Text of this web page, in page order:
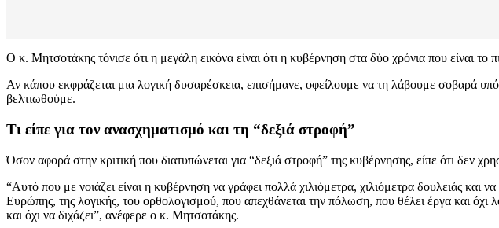
Ο κ. Μητσοτάκης τόνισε ότι η μεγάλη εικόνα είναι ότι η κυβέρνηση στα δύο χρόνια που είναι
Αν κάπου εκφράζεται μια λογική δυσαρέσκεια, επισήμανε, οφείλουμε να τη λάβουμε σοβαρά
βελτιωθούμε.
Τι είπε για τον ανασχηματισμό και τη “δεξιά στροφή”
Όσον αφορά στην κριτική που διατυπώνεται για “δεξιά στροφή” της κυβέρνησης, είπε ότι δεν
“Αυτό που με νοιάζει είναι η κυβέρνηση να γράφει πολλά χιλιόμετρα, χιλιόμετρα δουλειάς και
Ευρώπης, της λογικής, του ορθολογισμού, που απεχθάνεται την πόλωση, που θέλει έργα και όχι
και όχι να διχάζει”, ανέφερε ο κ. Μητσοτάκης.